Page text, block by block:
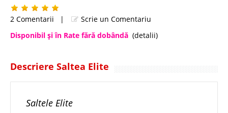
2 Comentarii |
Scrie un Comentariu
Disponibil şi în Rate fără dobândă (detalii)
Descriere Saltea Elite
Saltele Elite